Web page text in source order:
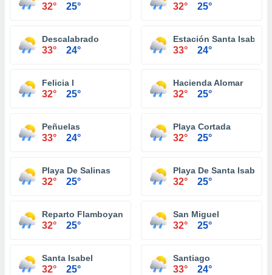
32° 25° 32° 25°
Descalabrado
33° 24°
Estación Santa Isabel
33° 24°
Felicia I
32° 25°
Hacienda Alomar
32° 25°
Peñuelas
33° 24°
Playa Cortada
32° 25°
Playa De Salinas
32° 25°
Playa De Santa Isabel
32° 25°
Reparto Flamboyan
32° 25°
San Miguel
32° 25°
Santa Isabel
32° 25°
Santiago
33° 24°